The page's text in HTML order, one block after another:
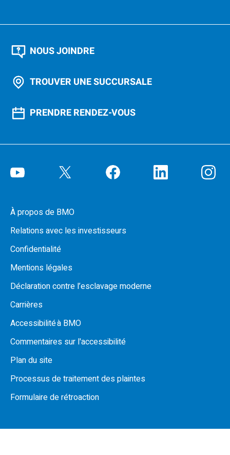
NOUS JOINDRE
TROUVER UNE SUCCURSALE
PRENDRE RENDEZ-VOUS
À propos de BMO
Relations avec les investisseurs
Confidentialité
Mentions légales
Déclaration contre l’esclavage moderne
Carrières
Accessibilité à BMO
Commentaires sur l'accessibilité
Plan du site
Processus de traitement des plaintes
Formulaire de rétroaction